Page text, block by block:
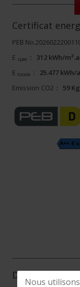
Certificat
PEB
E spec :
312 kWh/
E totale :
25.477 kWh/
Emission CO2 : 59
Description
Nous